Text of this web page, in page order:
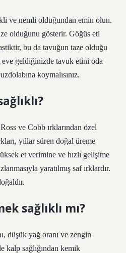
ve nemli olduğundan emin olun.
olduğunu gösterir. Göğüs eti
bu da tavuğun taze olduğu
eve geldiğinizde tavuk etini oda
koymalısınız.
ve Cobb ırklarından özel
yıllar süren doğal üreme
et verimine ve hızlı gelişime
yaratılmış saf ırklardır.
sağlıklı mı?
düşük yağ oranı ve zengin
kalp sağlığından kemik